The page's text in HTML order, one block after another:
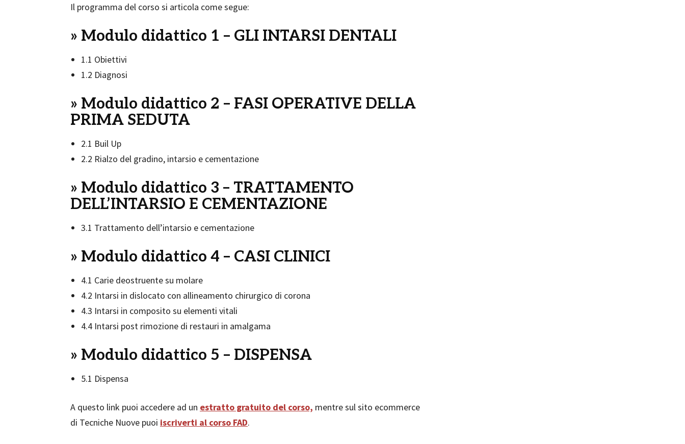
Il programma del corso si articola come segue:
» Modulo didattico 1 – GLI INTARSI DENTALI
1.1 Obiettivi
1.2 Diagnosi
» Modulo didattico 2 – FASI OPERATIVE DELLA
PRIMA SEDUTA
2.1 Buil Up
2.2 Rialzo del gradino, intarsio e cementazione
» Modulo didattico 3 – TRATTAMENTO
DELL’INTARSIO E CEMENTAZIONE
3.1 Trattamento dell’intarsio e cementazione
» Modulo didattico 4 – CASI CLINICI
4.1 Carie deostruente su molare
4.2 Intarsi in dislocato con allineamento chirurgico di corona
4.3 Intarsi in composito su elementi vitali
4.4 Intarsi post rimozione di restauri in amalgama
» Modulo didattico 5 – DISPENSA
5.1 Dispensa
A questo link puoi accedere ad un estratto gratuito del corso, mentre sul sito ecommerce
di Tecniche Nuove puoi iscriverti al corso FAD.